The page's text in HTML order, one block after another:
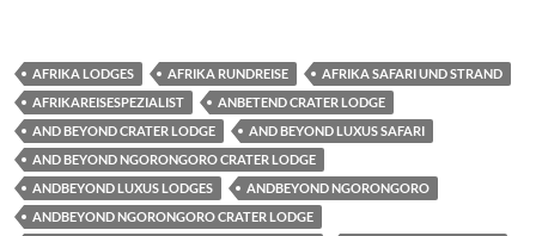
AFRIKA LODGES AFRIKA RUNDREISE
AFRIKA SAFARI UND STRAND
AFRIKAREISESPEZIALIST
ANBETEND CRATER LODGE
AND BEYOND CRATER LODGE
AND BEYOND LUXUS SAFARI
AND BEYOND NGORONGORO CRATER LODGE
ANDBEYOND LUXUS LODGES
ANDBEYOND NGORONGORO
ANDBEYOND NGORONGORO CRATER LODGE